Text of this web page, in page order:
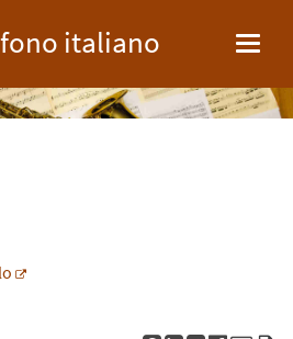
italiano